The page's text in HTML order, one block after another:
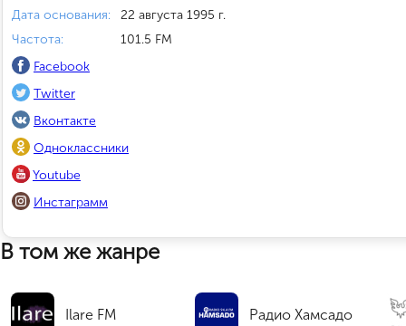
Дата основания:
22 августа 1995 г.
Частота:
101.5 FM
Facebook
Twitter
Вконтакте
Одноклассники
Youtube
Инстаграмм
В том же жанре
Ilare FM Радио Хамсадо